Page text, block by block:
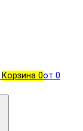
Корзина 0от 0